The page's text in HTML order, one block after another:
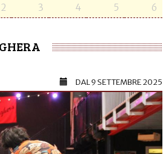
2 3 4 5 6
DAL9 SETTEMBRE 2025